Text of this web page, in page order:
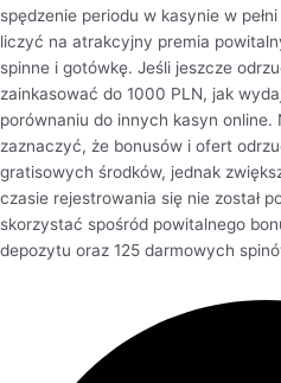
spędzenie periodu w kasynie w
liczyć na atrakcyjny premia
spinne i gotówkę. Jeśli jeszcze
zainkasować do 1000 PLN, jak
porównaniu do innych kasyn online.
zaznaczyć, że bonusów i ofert
gratisowych środków, jednak
czasie rejestrowania się nie został
skorzystać spośród powitalnego
depozytu oraz 125 darmowych